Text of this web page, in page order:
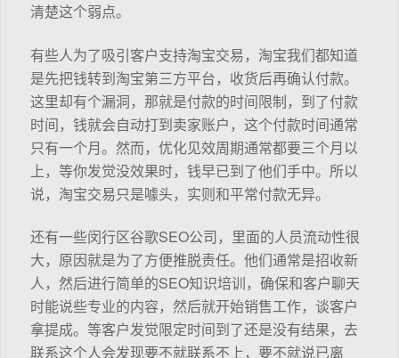
清楚这个弱点。
有些人为了吸引客户支持淘宝交易，淘宝我们都知道
是先把钱转到淘宝第三方平台，收货后再确认付款。
这里却有个漏洞，那就是付款的时间限制，到了付款
时间，钱就会自动打到卖家账户，这个付款时间通常
只有一个月。然而，优化见效周期通常都要三个月以
上，等你发觉没效果时，钱早已到了他们手中。所以
说，淘宝交易只是噱头，实则和平常付款无异。
还有一些闵行区谷歌SEO公司，里面的人员流动性很
大，原因就是为了方便推脱责任。他们通常是招收新
人，然后进行简单的SEO知识培训，确保和客户聊天
时能说些专业的内容，然后就开始销售工作，谈客户
拿提成。等客户发觉限定时间到了还是没有结果，去
联系这个人会发现要不就联系不上，要不就说已离